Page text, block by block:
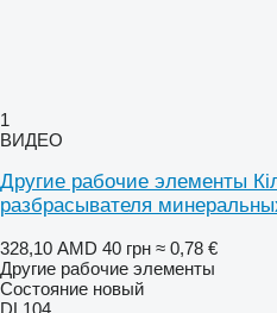
1
ВИДЕО
Другие рабочие элементы
разбрасывателя
328,10 AMD 40 грн ≈ 0,78 €
Другие рабочие элементы
Состояние новый
DL104